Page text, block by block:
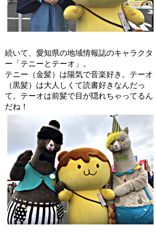
続いて、愛知県の地域情報誌のキャラクタ
ー「テニーとテーオ」。
テニー（金髪）は陽気で音楽好き。テーオ
（黒髪）は大人しくて読書好きなんだっ
て。テーオは前髪で目が隠れちゃってるん
だね！